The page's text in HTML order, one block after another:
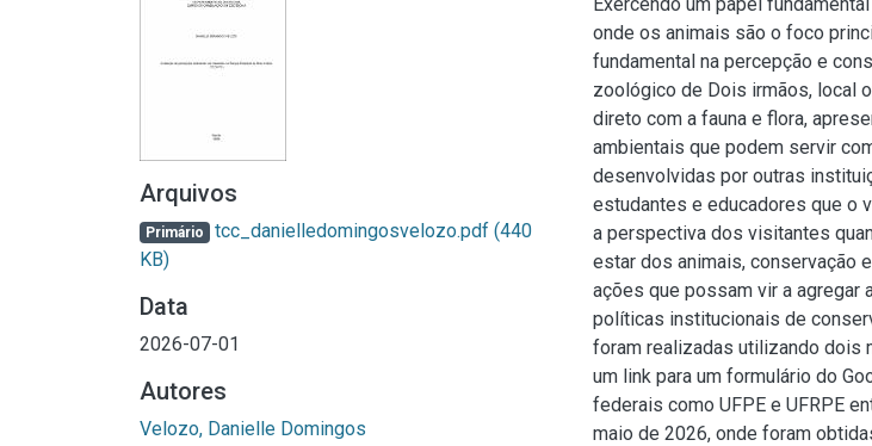
Arquivos
Primário tcc_danielledomingosvelozo.pdf (440
KB)
Data
2026-07-01
Autores
Velozo, Danielle Domingos
onde os animais são o foco
fundamental na percepção e
zoológico de Dois irmãos, local
direto com a fauna e flora,
ambientais que podem servir
desenvolvidas por outras
estudantes e educadores que o
a perspectiva dos visitantes
estar dos animais, conservação
ações que possam vir a agregar
políticas institucionais de
foram realizadas utilizando dois
um link para um formulário do
federais como UFPE e UFRPE
maio de 2026, onde foram